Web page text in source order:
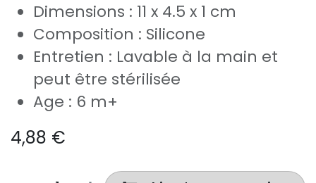
Dimensions : 11 x 4.5 x 1 cm
Composition : Silicone
Entretien : Lavable à la main et
peut être stérilisée
Age : 6 m+
4,88 €